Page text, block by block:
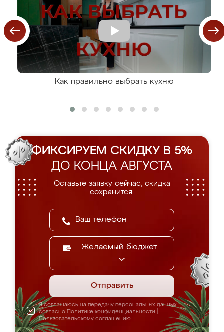
Как правильно выбрать кухню
ФИКСИРУЕМ СКИДКУ В 5%
ДО КОНЦА АВГУСТА
Оставьте заявку сейчас, скидка
сохранится.
Желаемый бюджет
Отправить
Я соглашаюсь на передачу персональных данных
согласно Политике конфиденциальности
Пользовательскому соглашению